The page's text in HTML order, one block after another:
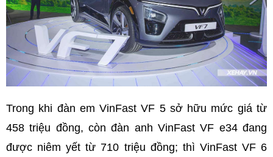
Trong khi đàn em VinFast VF 5 sở hữu mức giá từ
458 triệu đồng, còn đàn anh VinFast VF e34 đang
được niêm yết từ 710 triệu đồng; thì VinFast VF 6